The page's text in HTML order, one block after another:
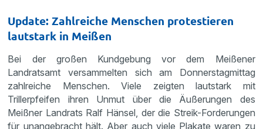
Update: Zahlreiche Menschen protestieren
lautstark in Meißen
Bei der großen Kundgebung vor dem Meißener
Landratsamt versammelten sich am Donnerstagmittag
zahlreiche Menschen. Viele zeigten lautstark mit
Trillerpfeifen ihren Unmut über die Äußerungen des
Meißner Landrats Ralf Hänsel, der die Streik-Forderungen
für unangebracht hält. Aber auch viele Plakate waren zu